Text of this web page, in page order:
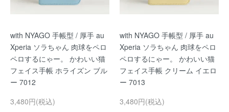
with NYAGO 手帳型 / 厚手 au
Xperia ソラちゃん 肉球をペロ
ペロするにゃー。 かわいい猫
フェイス手帳 ホライズン ブル
ー 7012
3,480円(税込)
with NYAGO 手帳型 / 厚手 au
Xperia ソラちゃん 肉球をペロ
ペロするにゃー。 かわいい猫
フェイス手帳 クリーム イエロ
ー 7013
3,480円(税込)